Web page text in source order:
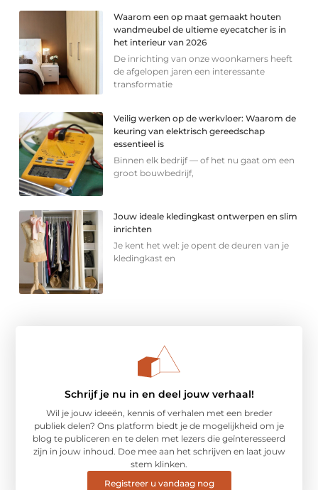
Waarom een op maat gemaakt houten
wandmeubel de ultieme eyecatcher is in
het interieur van 2026
De inrichting van onze woonkamers heeft
de afgelopen jaren een interessante
transformatie
Veilig werken op de werkvloer: Waarom de
keuring van elektrisch gereedschap
essentieel is
Binnen elk bedrijf — of het nu gaat om een
groot bouwbedrijf,
Jouw ideale kledingkast ontwerpen en slim
inrichten
Je kent het wel: je opent de deuren van je
kledingkast en
Schrijf je nu in en deel jouw verhaal!
Wil je jouw ideeën, kennis of verhalen met een breder
publiek delen? Ons platform biedt je de mogelijkheid om je
blog te publiceren en te delen met lezers die geïnteresseerd
zijn in jouw inhoud. Doe mee aan het schrijven en laat jouw
stem klinken.
Registreer u vandaag nog